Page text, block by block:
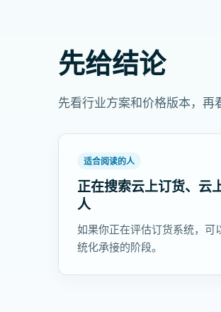
先给结论
先看行业方案和价格版本，再
适合阅读的人
正在搜索云上订货、云
人
如果你正在评估订货系统，可
统化承接的阶段。